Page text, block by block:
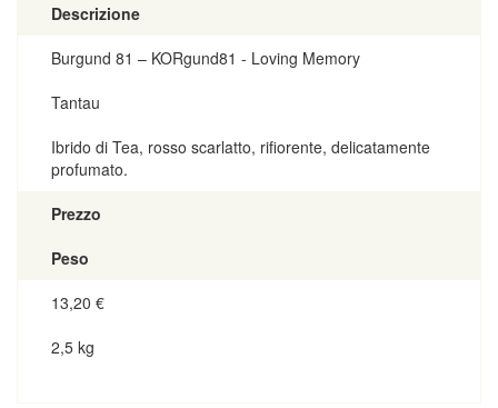
Descrizione
Burgund 81 – KORgund81 - Loving Memory
Tantau
Ibrido di Tea, rosso scarlatto, rifiorente, delicatamente
profumato.
Prezzo
Peso
13,20 €
2,5 kg